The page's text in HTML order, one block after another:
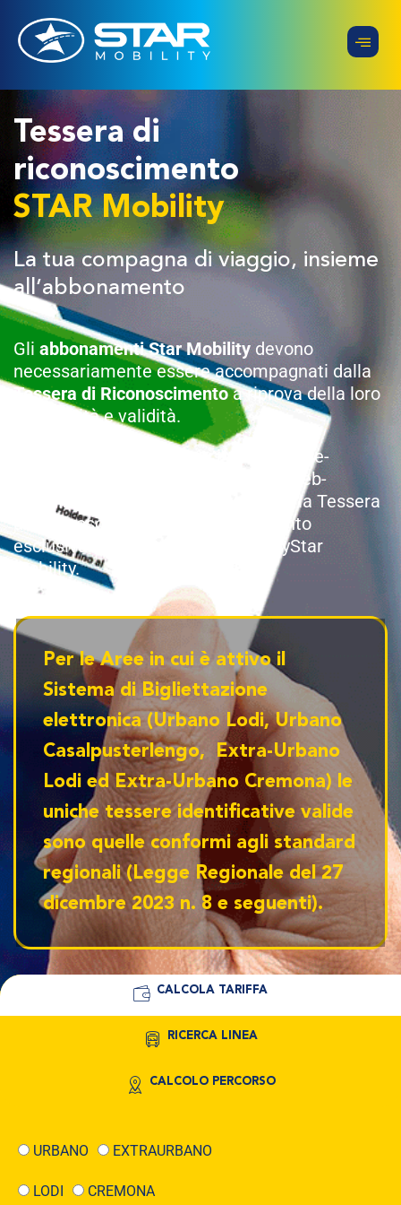
CALCOLA TARIFFA
RICERCA LINEA
CALCOLO PERCORSO
URBANO EXTRAURBANO
LODI CREMONA
Tessera di
riconoscimento
STAR Mobility
La tua compagna di viaggio, insieme
all’abbonamento
Gli abbonamenti Star Mobility devono
necessariamente essere accompagnati dalla
Tessera di Riconoscimentoa riprova della loro
autenticità e validità.
In caso di titoli acquistati in formato de-
materializzato mediante il portale web-
ticketing è necessario mostrare sia la Tessera
di Riconoscimento sia l’abbonamento
esclusivamente mediante l’app MyStar
Mobility.
Per le Aree in cui è attivo il
Sistema di Bigliettazione
elettronica (Urbano Lodi, Urbano
Casalpusterlengo, Extra-Urbano
Lodi ed Extra-Urbano Cremona) le
uniche tessere identificative valide
sono quelle conformi agli standard
regionali (Legge Regionale del 27
dicembre 2023 n. 8 e seguenti).